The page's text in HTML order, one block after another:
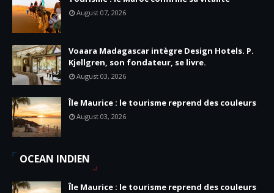
August 07, 2026
Voaara Madagascar intègre Design Hotels. P.
Kjellgren, son fondateur, se livre.
August 03, 2026
Île Maurice : le tourisme reprend des couleurs
August 03, 2026
OCEAN INDIEN
Île Maurice : le tourisme reprend des couleurs